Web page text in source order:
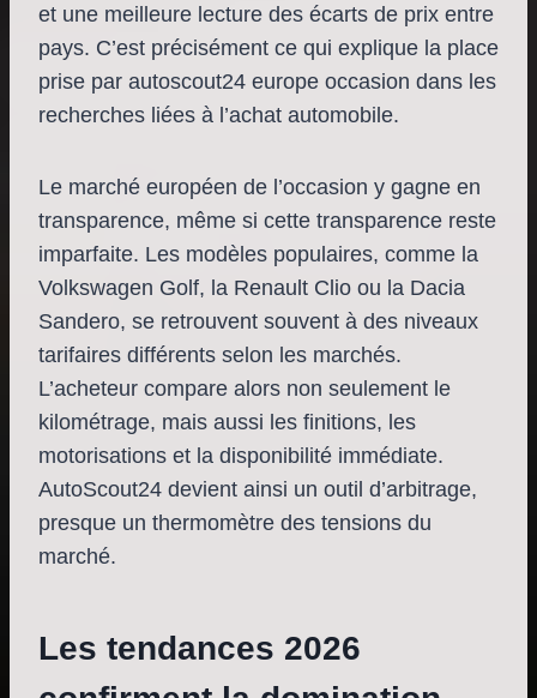
et une meilleure lecture des écarts de prix entre
pays. C’est précisément ce qui explique la place
prise par autoscout24 europe occasion dans les
recherches liées à l’achat automobile.
Le marché européen de l’occasion y gagne en
transparence, même si cette transparence reste
imparfaite. Les modèles populaires, comme la
Volkswagen Golf, la Renault Clio ou la Dacia
Sandero, se retrouvent souvent à des niveaux
tarifaires différents selon les marchés.
L’acheteur compare alors non seulement le
kilométrage, mais aussi les finitions, les
motorisations et la disponibilité immédiate.
AutoScout24 devient ainsi un outil d’arbitrage,
presque un thermomètre des tensions du
marché.
Les tendances 2026